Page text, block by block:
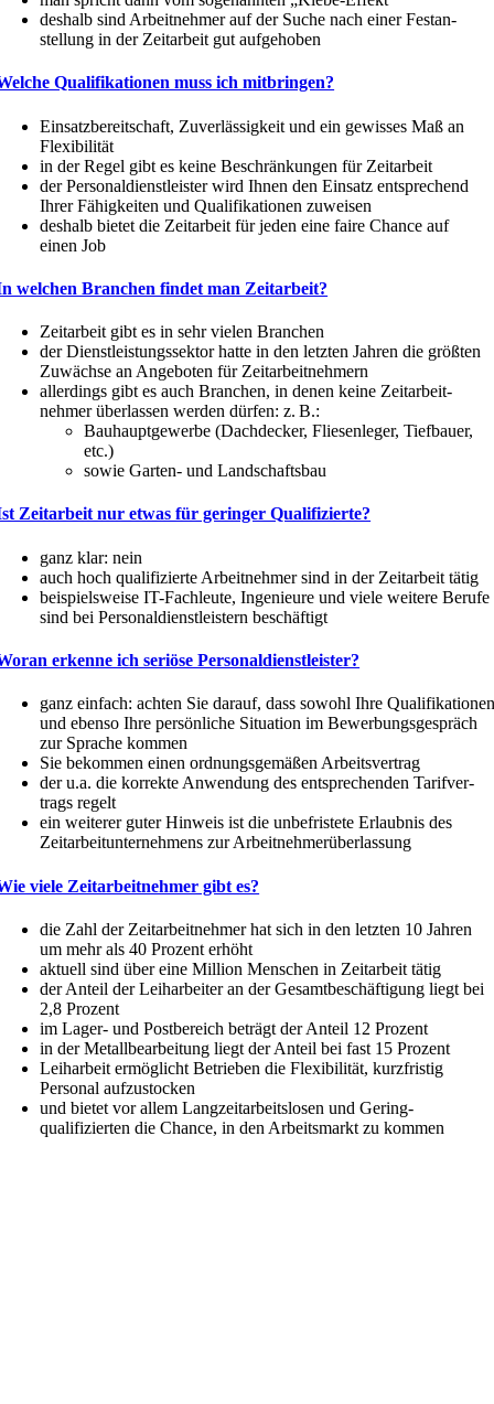
deshalb sind Arbeit­nehmer auf der Suche nach einer ­Festan­
stellung in der Zeitarbeit gut aufgehoben
Quali­fi­ka­tionen muss ich mitbringen?
Einsatz­be­reit­schaft, Zuver­läs­sigkeit und ein ­gewisses Maß an
Flexibilität
in der Regel gibt es keine Beschrän­kungen für Zeitarbeit
der Perso­nal­dienst­leister wird Ihnen den Einsatz entspre­chend
Ihrer Fähig­keiten und Quali­fi­ka­tionen zuweisen
deshalb bietet die Zeitarbeit für jeden eine faire Chance auf
einen Job
welchen Branchen findet man Zeitarbeit?
Zeitarbeit gibt es in sehr vielen Branchen
der Dienst­leis­tungs­sektor hatte in den letzten Jahren die größten
Zuwächse an Angeboten für Zeitarbeitnehmern
aller­dings gibt es auch Branchen, in denen keine Zeitar­beit­
nehmer überlassen werden dürfen: z. B.:
Bauhaupt­ge­werbe (Dachdecker, Fliesen­leger, Tiefbauer,
etc.)
sowie Garten- und Landschaftsbau
Zeitarbeit nur etwas für geringer Qualifizierte?
ganz klar: nein
auch hoch quali­fi­zierte Arbeit­nehmer sind in der Zeitarbeit tätig
beispiels­weise IT-Fachleute, Ingenieure und viele weitere Berufe
sind bei ­Perso­nal­dienst­leistern beschäftigt
erkenne ich seriöse Personaldienstleister?
ganz einfach: achten Sie darauf, dass sowohl Ihre
und ebenso Ihre persön­liche Situation im Bewer­bungs­ge­spräch
zur Sprache kommen
Sie bekommen einen ordnungs­ge­mäßen Arbeitsvertrag
der u.a. die korrekte Anwendung des entspre­chenden Tarif­ver­
trags regelt
ein weiterer guter Hinweis ist die unbefristete Erlaubnis des
Zeitar­beit­un­ter­nehmens zur Arbeitnehmerüberlassung
viele Zeitar­beit­nehmer gibt es?
die Zahl der Zeitar­beit­nehmer hat sich in den letzten 10 Jahren
um mehr als 40 Prozent erhöht
aktuell sind über eine Million Menschen in Zeitarbeit tätig
der Anteil der Leihar­beiter an der Gesamt­be­schäf­tigung liegt bei
2,8 Prozent
im Lager- und Postbe­reich beträgt der Anteil 12 Prozent
in der Metall­be­ar­beitung liegt der Anteil bei fast 15 Prozent
Leiharbeit ermög­licht Betrieben die Flexi­bi­lität, kurzfristig
Personal aufzustocken
und bietet vor allem Langzeit­ar­beits­losen und Gering­
qualifizierten die Chance, in den Arbeits­markt zu kommen